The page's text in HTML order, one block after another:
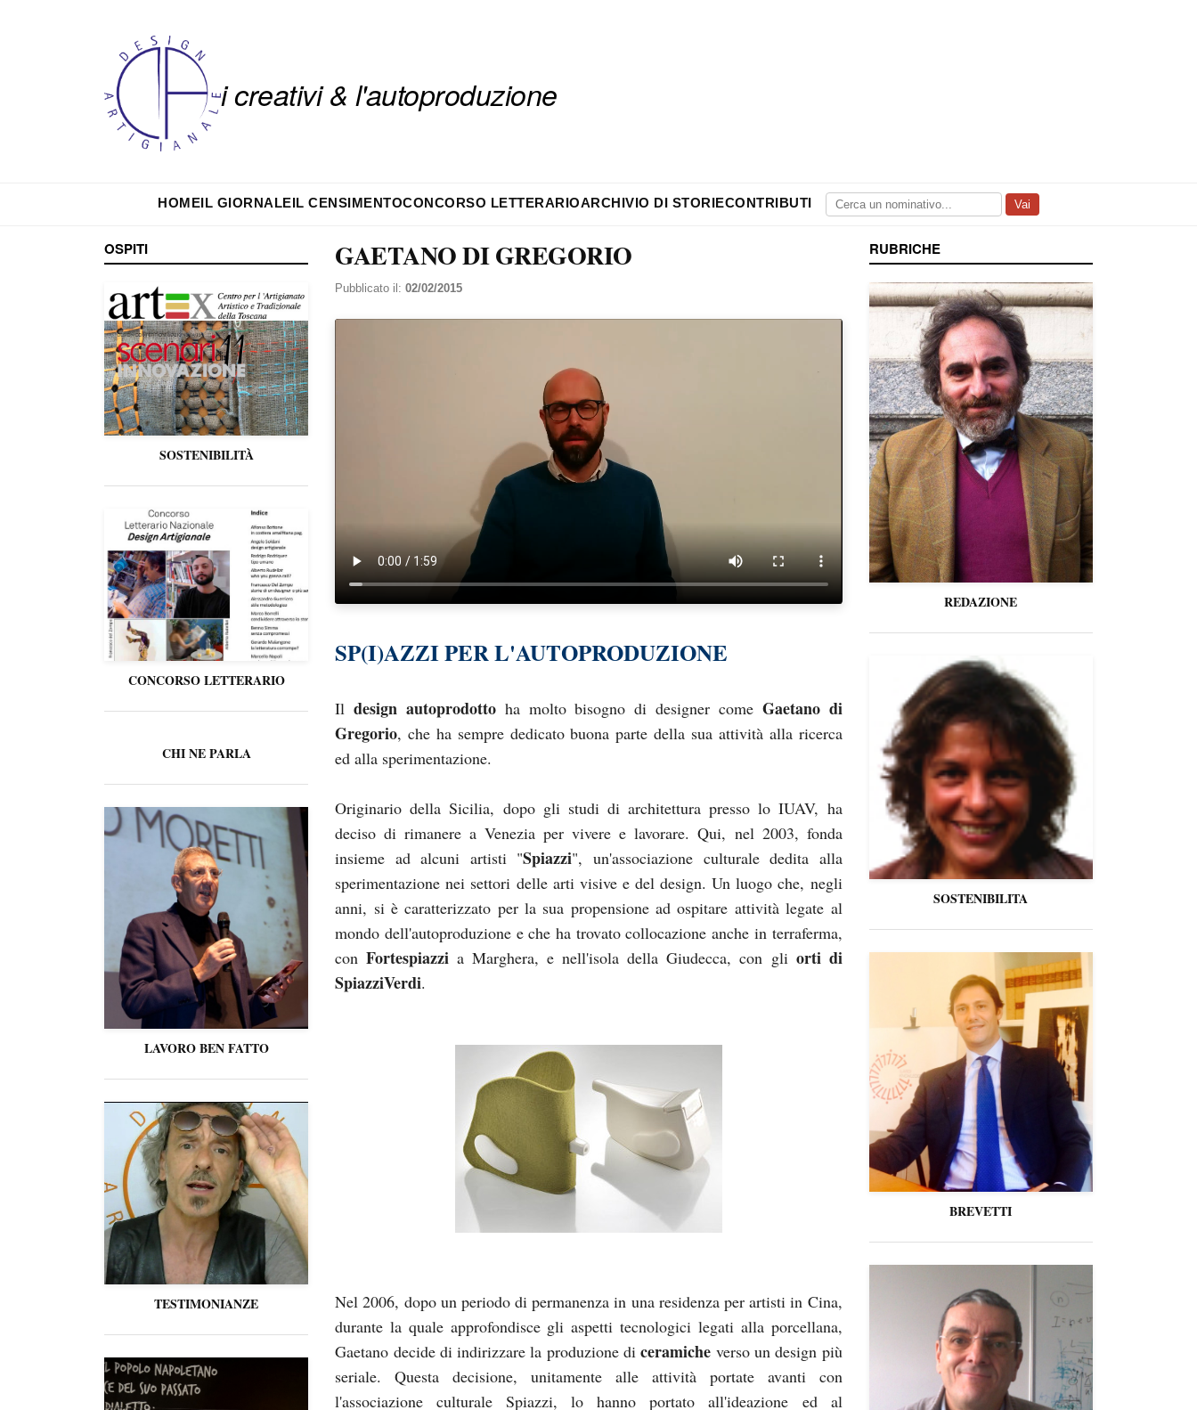
i creativi & l'autoproduzione
HOMEIL GIORNALEIL CENSIMENTOCONCORSO LETTERARIOARCHIVIO DI STORIECONTRIBUTI Vai
OSPITI
SOSTENIBILITÀ
CONCORSO LETTERARIO
CHI NE PARLA
LAVORO BEN FATTO
TESTIMONIANZE
GAETANO DI GREGORIO
Pubblicato il:02/02/2015
SP(I)AZZI PER L'AUTOPRODUZIONE
Ildesign autoprodottoha molto bisogno di designer comeGaetano di
Gregorio, che ha sempre dedicato buona parte della sua attività alla ricerca
ed alla sperimentazione.
Originario della Sicilia, dopo gli studi di architettura presso lo IUAV, ha
deciso di rimanere a Venezia per vivere e lavorare. Qui, nel 2003, fonda
insieme ad alcuni artisti "Spiazzi", un'associazione culturale dedita alla
sperimentazione nei settori delle arti visive e del design. Un luogo che, negli
anni, si è caratterizzato per la sua propensione ad ospitare attività legate al
mondo dell'autoproduzione e che ha trovato collocazione anche in terraferma,
conFortespiazzi a Marghera, e nell'isola della Giudecca, con gli orti di
SpiazziVerdi.
Nel 2006, dopo un periodo di permanenza in una residenza per artisti in Cina,
durante la quale approfondisce gli aspetti tecnologici legati alla porcellana,
Gaetano decide di indirizzare la produzione diceramiche verso un design più
seriale. Questa decisione, unitamente alle attività portate avanti con
l'associazione culturale Spiazzi, lo hanno portato all'ideazione ed al
RUBRICHE
REDAZIONE
SOSTENIBILITA
BREVETTI